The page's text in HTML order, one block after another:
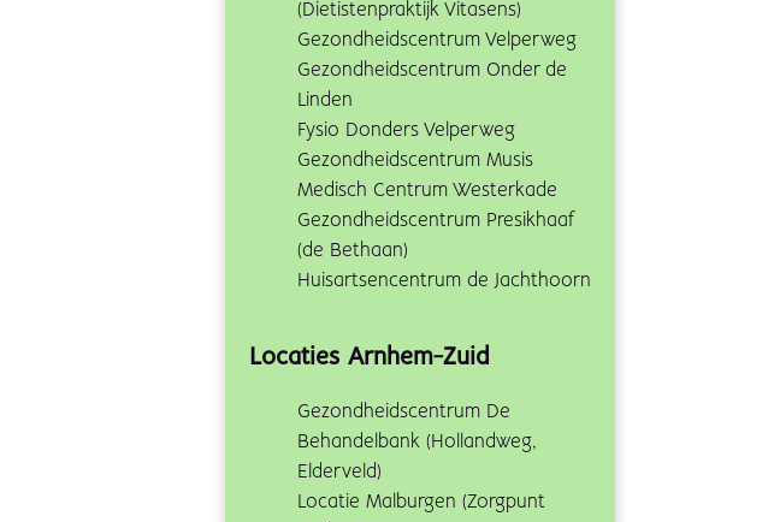
(Dietistenpraktijk Vitasens)
Gezondheidscentrum Velperweg
Gezondheidscentrum Onder de
Linden
Fysio Donders Velperweg
Gezondheidscentrum Musis
Medisch Centrum Westerkade
Gezondheidscentrum Presikhaaf
(de Bethaan)
Huisartsencentrum de Jachthoorn
Locaties Arnhem-Zuid
Gezondheidscentrum De
Behandelbank (Hollandweg,
Elderveld)
Locatie Malburgen (Zorgpunt